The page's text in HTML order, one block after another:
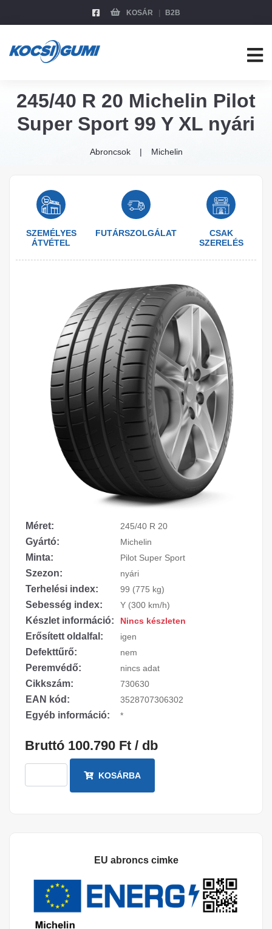
KOSÁR B2B
245/40 R 20 Michelin Pilot
Super Sport 99 Y XL nyári
Abroncsok Michelin
SZEMÉLYES
ÁTVÉTEL
FUTÁRSZOLGÁLAT
CSAK
SZERELÉS
Méret: 245/40 R 20
Gyártó: Michelin
Minta: Pilot Super Sport
Szezon: nyári
Terhelési index: 99 (775 kg)
Sebesség index: Y (300 km/h)
Készlet információ: Nincs készleten
Erősített oldalfal: igen
Defekttűrő: nem
Peremvédő: nincs adat
Cikkszám: 730630
EAN kód: 3528707306302
Egyéb információ: *
Bruttó 100.790 Ft / db
KOSÁRBA
EU abroncs cimke